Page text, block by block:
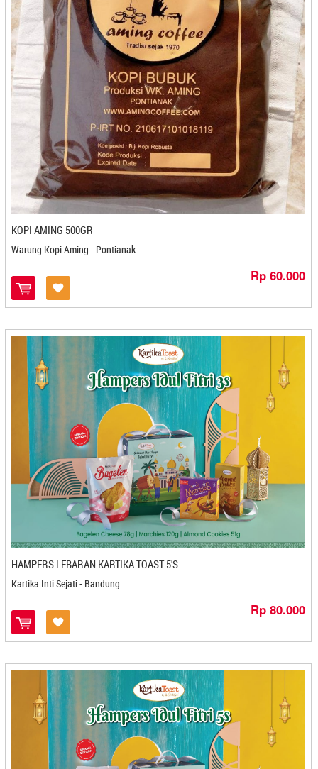
CV. Saripati Laer - Cilegon
CV. Semar Food
CV. Semar Food - Cilegon
CV. Tirta Dewi - Kuningan
CV. Warna Warni Gemilang Snack - Banjarmasin
CV. Yakin Rizki Illahi - Pangkal Pinang
D'Ipey - Makassar
Dapoer Bu Endang - Medan
Dapoer Cemilan Adam - Banjarmasin
Dapoer Mas Dzaka - Denpasar
Dapoer Onde - Bandung
Dapoer Sanchila - Cilegon
Dapur Cirebon - Cirebon
Dapur Emak Lily - Banjarmasin
Dapur Hanna - Cilegon
Dapur Mritjan - Kediri
Dapur Mungil - Sukabumi
Dapur NiceMomy - Bekasi
Dapur Ulin 21 - Banjarbaru
Daun Harum - Bontang
David Resto dan Oleh Oleh - Yogyakarta
Dawla - Kediri
Daya Qu - Banjarbaru
Dayana - Cilegon
De Imutz Choco - Magelang
Delis Delen - Cilegon
Dendeng Kukuruyuk - Bandung
Dhani Zha Food - Cilacap
Di Joghi Coffee - Jogjakarta
Dian Food - Banjarbaru
Dika - Bontang
DJN Food - Cirebon
Dodol Bengkel Anugrah - Sidikalang
Dodol Ny.Wie - Bandar Lampung
Dodol Pak Ul - Medan
Dodol Ryan - Medan
Dryana - Semarang
Duta Luwak Brother - Bandar Lampung
Egg Roll Bu Eti - Cilacap
Eka Putri - Cilegon
EKA PUTRI -Cilegon
KOPI AMING 500GR
Warung Kopi Aming - Pontianak
Rp 60.000
HAMPERS LEBARAN KARTIKA TOAST 5'S
Kartika Inti Sejati - Bandung
Rp 80.000